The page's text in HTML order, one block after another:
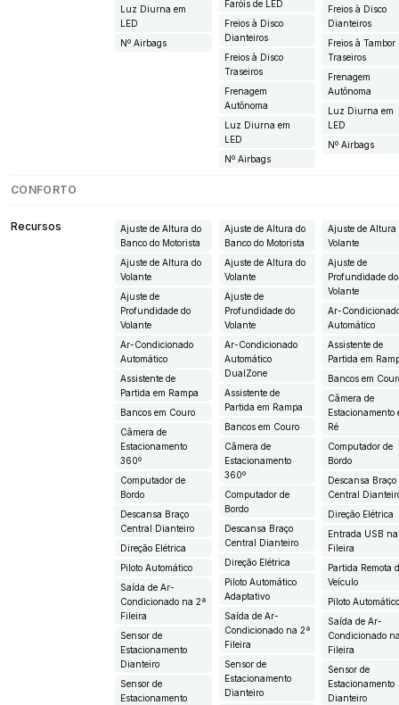
Luz Diurna em
LED
Nº Airbags
Faróis de LED
Freios à Disco
Dianteiros
Freios à Disco
Traseiros
Frenagem
Autônoma
Luz Diurna em
LED
Nº Airbags
Freios à Disco
Dianteiros
Freios à Tambor
Traseiros
Frenagem
Autônoma
Luz Diurna em
LED
Nº Airbags
CONFORTO
Recursos
Ajuste de Altura do
Banco do Motorista
Ajuste de Altura do
Volante
Ajuste de
Profundidade do
Volante
Ar-Condicionado
Automático
Assistente de
Partida em Rampa
Bancos em Couro
Câmera de
Estacionamento
360º
Computador de
Bordo
Descansa Braço
Central Dianteiro
Direção Elétrica
Piloto Automático
Saída de Ar-
Condicionado na 2ª
Fileira
Sensor de
Estacionamento
Dianteiro
Sensor de
Estacionamento
Ajuste de Altura do
Banco do Motorista
Ajuste de Altura do
Volante
Ajuste de
Profundidade do
Volante
Ar-Condicionado
Automático
DualZone
Assistente de
Partida em Rampa
Bancos em Couro
Câmera de
Estacionamento
360º
Computador de
Bordo
Descansa Braço
Central Dianteiro
Direção Elétrica
Piloto Automático
Adaptativo
Saída de Ar-
Condicionado na 2ª
Fileira
Sensor de
Estacionamento
Dianteiro
Ajuste de Altura
Volante
Ajuste de
Profundidade do
Volante
Ar-
Automático
Assistente de
Partida em
Bancos em
Câmera de
Estacionamento
Ré
Computador de
Bordo
Descansa Braço
Central
Direção Elétrica
Entrada USB
Fileira
Partida Remota
Veículo
Piloto
Saída de Ar-
Condicionado
Fileira
Sensor de
Estacionamento
Dianteiro